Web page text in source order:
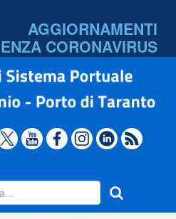
AGGIORNAMENTI
CORONAVIRUS